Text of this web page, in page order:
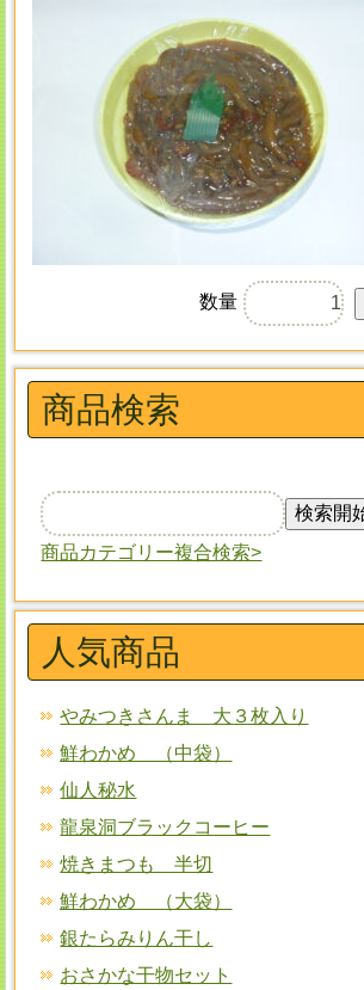
数量
商品検索
商品カテゴリー複合検索>
人気商品
やみつきさんま 大３枚入り
鮮わかめ （中袋）
仙人秘水
龍泉洞ブラックコーヒー
焼きまつも 半切
鮮わかめ （大袋）
銀たらみりん干し
おさかな干物セット